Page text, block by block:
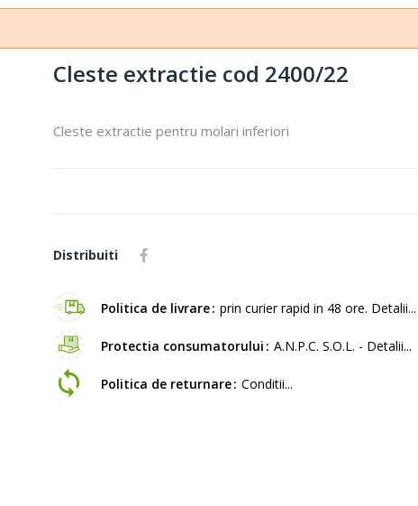
Cleste extractie cod 2400/22
Cleste extractie pentru molari inferiori
Distribuiti
Politica de livrare prin curier rapid in 48 ore. Detalii...
Protectia consumatorului A.N.P.C. S.O.L. - Detalii...
Politica de returnare Conditii...